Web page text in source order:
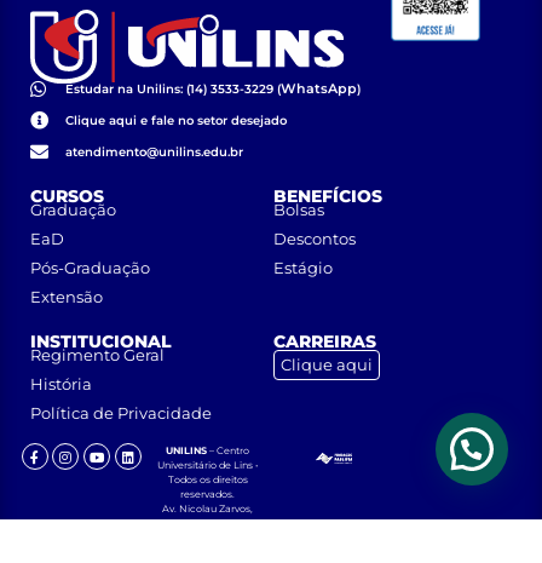
Estudar na Unilins: (14) 3533-3229 (WhatsApp)
Clique aqui e fale no setor desejado
atendimento@unilins.edu.br
CURSOS
Graduação
EaD
Pós-Graduação
Extensão
BENEFÍCIOS
Bolsas
Descontos
Estágio
INSTITUCIONAL
Regimento Geral
História
Política de Privacidade
CARREIRAS
Clique aqui
UNILINS – Centro
Universitário de Lins •
Todos os direitos
reservados.
Av. Nicolau Zarvos,
1925 – Jardim